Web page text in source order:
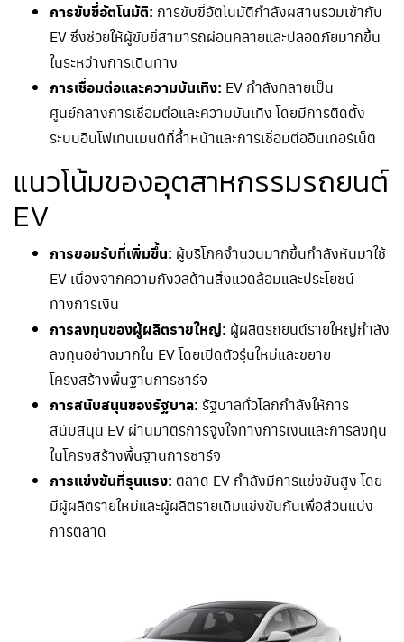
การขับขี่อัตโนมัติ: การขับขี่อัตโนมัติกำลังผสานรวมเข้ากับ
EV ซึ่งช่วยให้ผู้ขับขี่สามารถผ่อนคลายและปลอดภัยมากขึ้น
ในระหว่างการเดินทาง
การเชื่อมต่อและความบันเทิง: EV กำลังกลายเป็น
ศูนย์กลางการเชื่อมต่อและความบันเทิง โดยมีการติดตั้ง
ระบบอินโฟเทนเมนต์ที่ล้ำหน้าและการเชื่อมต่ออินเทอร์เน็ต
แนวโน้มของอุตสาหกรรมรถยนต์
EV
การยอมรับที่เพิ่มขึ้น: ผู้บริโภคจำนวนมากขึ้นกำลังหันมาใช้
EV เนื่องจากความกังวลด้านสิ่งแวดล้อมและประโยชน์
ทางการเงิน
การลงทุนของผู้ผลิตรายใหญ่: ผู้ผลิตรถยนต์รายใหญ่กำลัง
ลงทุนอย่างมากใน EV โดยเปิดตัวรุ่นใหม่และขยาย
โครงสร้างพื้นฐานการชาร์จ
การสนับสนุนของรัฐบาล: รัฐบาลทั่วโลกกำลังให้การ
สนับสนุน EV ผ่านมาตรการจูงใจทางการเงินและการลงทุน
ในโครงสร้างพื้นฐานการชาร์จ
การแข่งขันที่รุนแรง: ตลาด EV กำลังมีการแข่งขันสูง โดย
มีผู้ผลิตรายใหม่และผู้ผลิตรายเดิมแข่งขันกันเพื่อส่วนแบ่ง
การตลาด